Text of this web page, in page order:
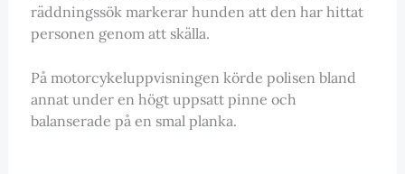
räddningssök markerar hunden att den har hittat
personen genom att skälla.
På motorcykeluppvisningen körde polisen bland
annat under en högt uppsatt pinne och
balanserade på en smal planka.